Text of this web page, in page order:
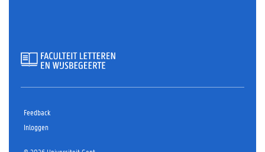
Feedback
Inloggen